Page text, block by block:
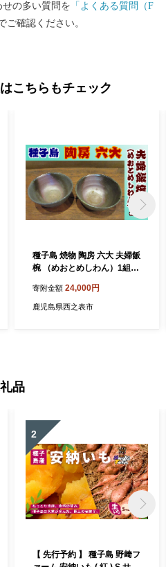
の多い質問を 「よくある質問（F
ご確認ください。
こちらもチェック
種子島 焼物 陶房 六大 夫婦飯
椀 （めおとめしわん）1組
お茶碗 飯椀 贈答用 釉薬未使
用
寄附金額 24,000円
鹿児島県西之表市
品
2
【 先行予約 】 種子島 野﨑フ